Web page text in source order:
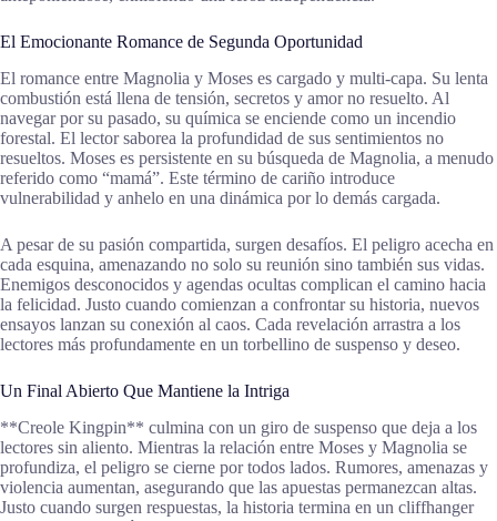
El Emocionante Romance de Segunda Oportunidad
El romance entre Magnolia y Moses es cargado y multi-capa. Su lenta
combustión está llena de tensión, secretos y amor no resuelto. Al
navegar por su pasado, su química se enciende como un incendio
forestal. El lector saborea la profundidad de sus sentimientos no
resueltos. Moses es persistente en su búsqueda de Magnolia, a menudo
referido como “mamá”. Este término de cariño introduce
vulnerabilidad y anhelo en una dinámica por lo demás cargada.
A pesar de su pasión compartida, surgen desafíos. El peligro acecha en
cada esquina, amenazando no solo su reunión sino también sus vidas.
Enemigos desconocidos y agendas ocultas complican el camino hacia
la felicidad. Justo cuando comienzan a confrontar su historia, nuevos
ensayos lanzan su conexión al caos. Cada revelación arrastra a los
lectores más profundamente en un torbellino de suspenso y deseo.
Un Final Abierto Que Mantiene la Intriga
**Creole Kingpin** culmina con un giro de suspenso que deja a los
lectores sin aliento. Mientras la relación entre Moses y Magnolia se
profundiza, el peligro se cierne por todos lados. Rumores, amenazas y
violencia aumentan, asegurando que las apuestas permanezcan altas.
Justo cuando surgen respuestas, la historia termina en un cliffhanger